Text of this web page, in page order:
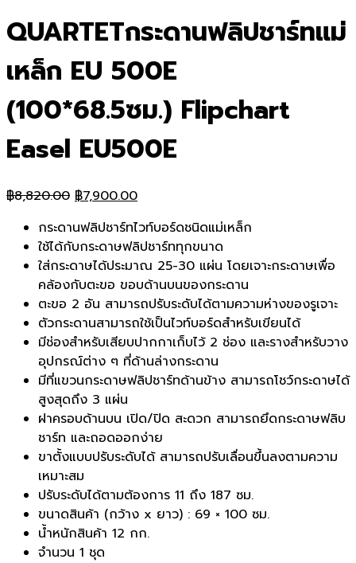
QUARTETกระดานฟลิปชาร์ทแม่
เหล็ก EU 500E
(100*68.5ซม.) Flipchart
Easel EU500E
฿8,820.00 Original
was:
฿8,820.00.
฿7,900.00Current
is:
฿7,900.00.
กระดานฟลิปชาร์ทไวท์บอร์ดชนิดแม่เหล็ก
ใช้ได้กับกระดาษฟลิปชาร์ททุกขนาด
ใส่กระดาษได้ประมาณ 25-30 แผ่น โดยเจาะกระดาษเพื่อ
คล้องกับตะขอ ขอบด้านบนของกระดาน
ตะขอ 2 อัน สามารถปรับระดับได้ตามความห่างของรูเจาะ
ตัวกระดานสามารถใช้เป็นไวท์บอร์ดสำหรับเขียนได้
มีช่องสำหรับเสียบปากกาเก็บไว้ 2 ช่อง และรางสำหรับวาง
อุปกรณ์ต่าง ๆ ที่ด้านล่างกระดาน
มีที่แขวนกระดาษฟลิปชาร์ทด้านข้าง สามารถโชว์กระดาษได้
สูงสุดถึง 3 แผ่น
ฝาครอบด้านบน เปิด/ปิด สะดวก สามารถยึดกระดาษฟลิบ
ชาร์ท และถอดออกง่าย
ขาตั้งแบบปรับระดับได้ สามารถปรับเลื่อนขึ้นลงตามความ
เหมาะสม
ปรับระดับได้ตามต้องการ 11 ถึง 187 ซม.
ขนาดสินค้า (กว้าง x ยาว) : 69 × 100 ซม.
น้ำหนักสินค้า 12 กก.
จำนวน 1 ชุด